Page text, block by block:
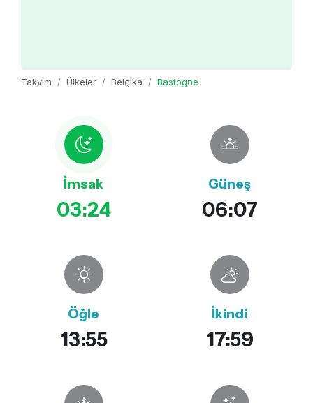
Takvim Ülkeler Belçika Bastogne
İmsak
03:24
Güneş
06:07
Öğle
13:55
İkindi
17:59